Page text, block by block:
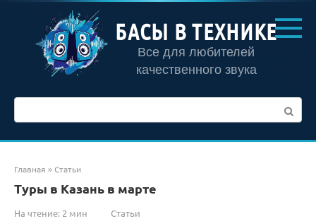
контенту
БАСЫ В ТЕХНИКЕ
Все для любителей
качественного звука
Главная »Статьи
Туры в Казань в марте
На чтение: 2 мин Статьи